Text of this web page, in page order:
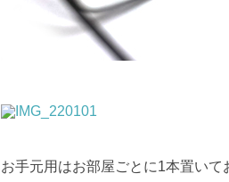
お手元用はお部屋ごとに1本置いて